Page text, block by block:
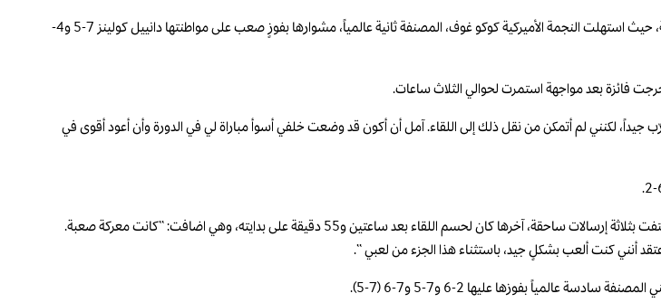
هذا ولا تزال استعدادات النجمات قائمة للبطولة الأميركية الكبرى، وذلك من خلال دورة مونتريال الكندية للألف نقطة، حيث استهلت النجمة الأميركية كوكو غوف، المصنفة ثانية عالمياً، مشوارها بفوزٍ صعب على مواطنتها دانييل كولينز 7-5 و4-
فائزة بعد مواجهة استمرت لحوالي الثلاث ساعات.
أنني كنت أتدرّب جيداً، لكنني لم أتمكن من نقل ذلك إلى اللقاء. آمل أن أكون قد وضعت خلفي أسوأ مباراة لي في الدورة وأن أعود أقوى في
وعانت غوف، الساعية إلى لقبها الحادي عشر، بشكلٍ خاص من الأخطاء المزدوجة على الإرسال والتي بلغت 23، واكتفت بثلاثة إرسالات ساحقة، آخرها كان لحسم اللقاء بعد ساعتين و55 دقيقة على بدايته، وهي اضافت: “كانت معركة صعبة.
أنني كنت ألعب بشكلٍ جيد، باستثناء هذا الجزء من لعبي “.
عالمياً بفوزها عليها 2-6 و7-5 و7-6 (7-5).